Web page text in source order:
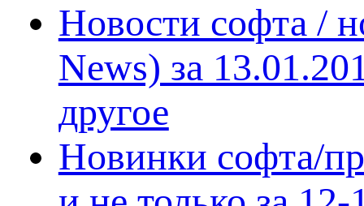
Новости софта /
News) за
другое
Новинки софта/